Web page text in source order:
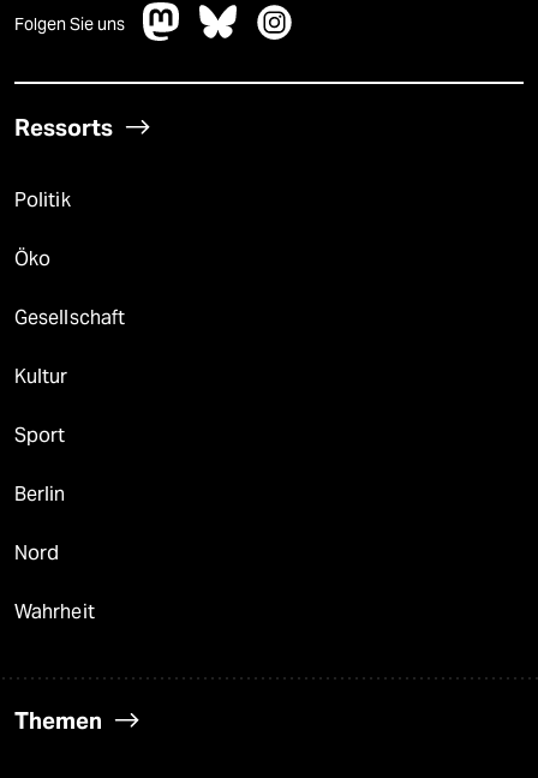
Folgen Sie uns
Ressorts
Politik
Öko
Gesellschaft
Kultur
Sport
Berlin
Nord
Wahrheit
Themen